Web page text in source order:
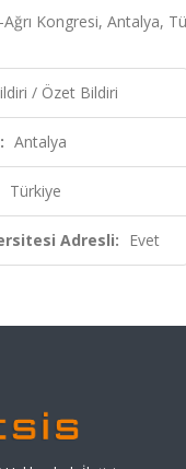
Kongresi, Antalya,
/ Özet Bildiri
Antalya
Türkiye
Adresli: Evet